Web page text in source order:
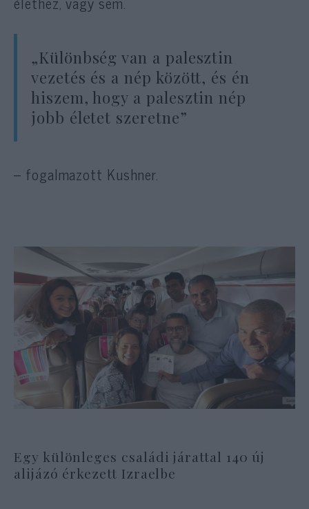
„Különbség van a palesztin
vezetés és a nép között, és én
hiszem, hogy a palesztin nép
jobb életet szeretne”
– fogalmazott Kushner.
Egy különleges családi járattal 140 új
alijázó érkezett Izraelbe